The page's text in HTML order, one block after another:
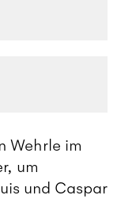
Wehrle im
um
und Caspar